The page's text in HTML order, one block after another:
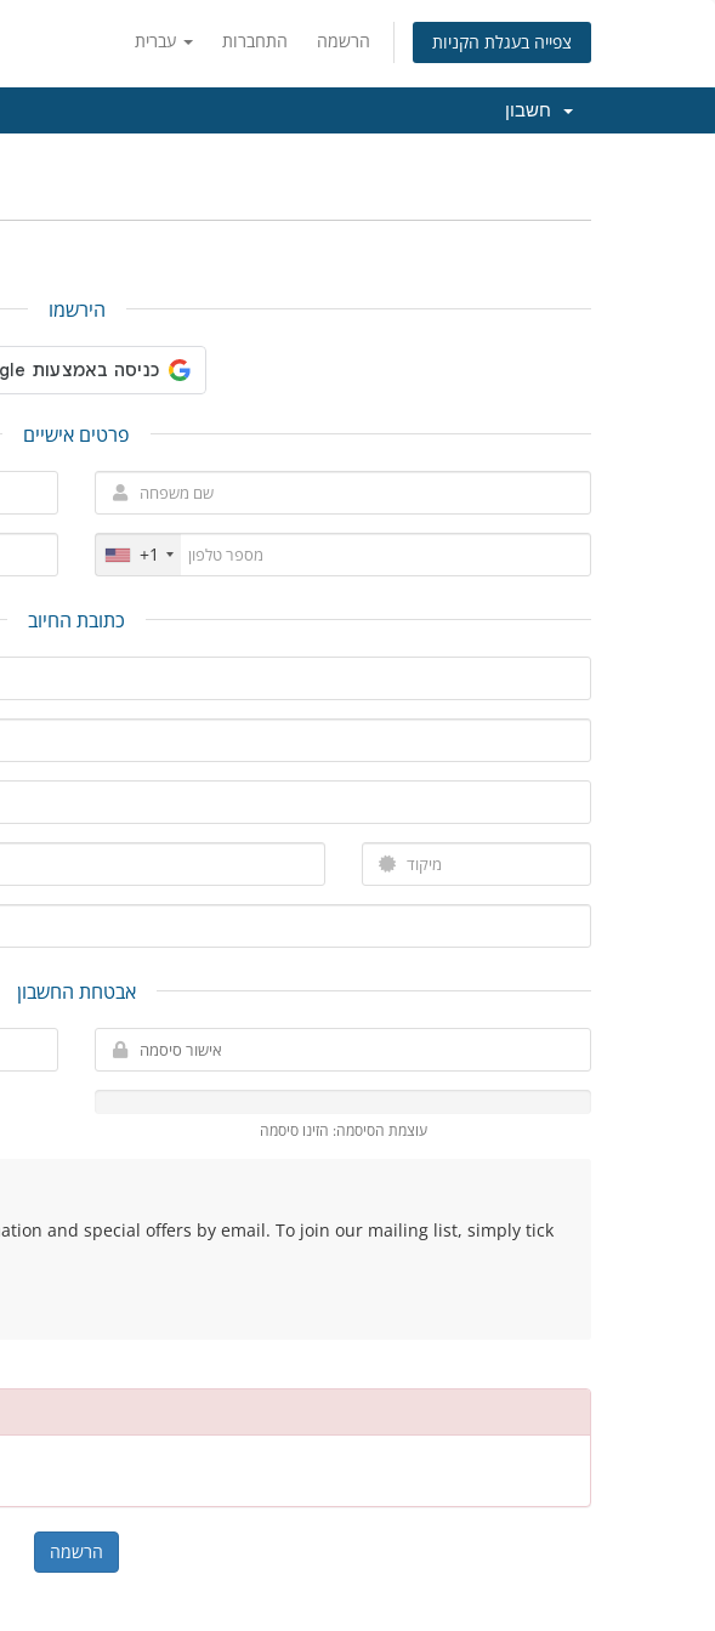
התחברות הרשמה צפייה בעגלת הקניות
הירשמו
פרטים אישיים
+1
כתובת החיוב
אבטחת החשבון
עוצמת הסיסמה: הזינו סיסמה
and special offers by email. To join our mailing list, simply tick